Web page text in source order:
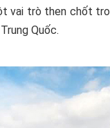
vai trò then chốt
Quốc.